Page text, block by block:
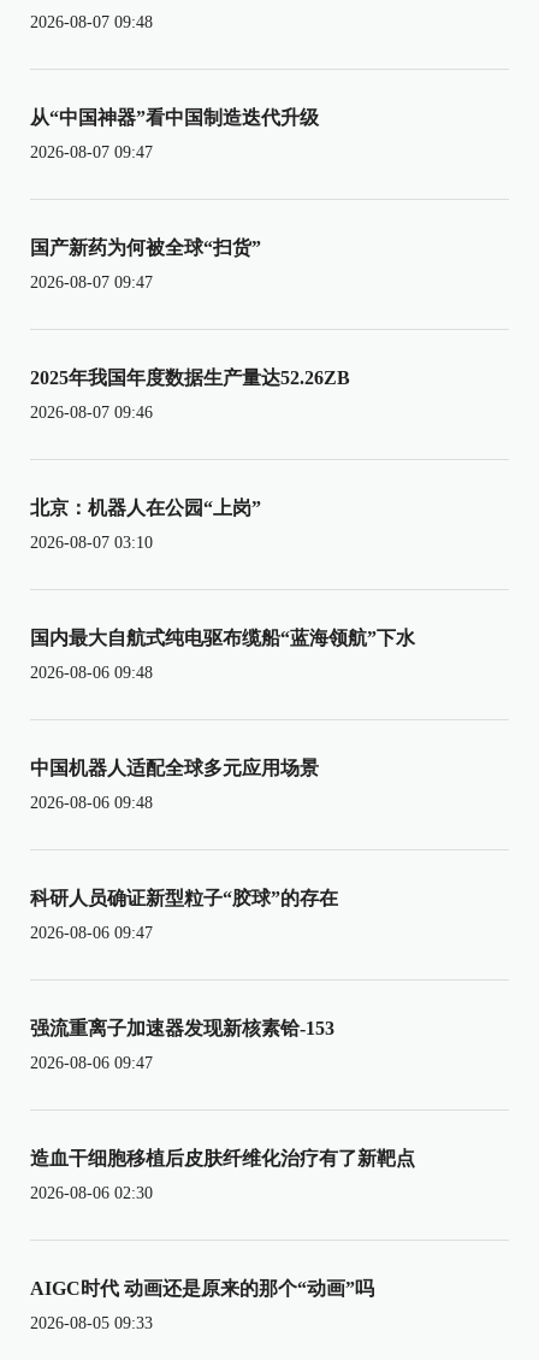
2026-08-07 09:48
从“中国神器”看中国制造迭代升级
2026-08-07 09:47
国产新药为何被全球“扫货”
2026-08-07 09:47
2025年我国年度数据生产量达52.26ZB
2026-08-07 09:46
北京：机器人在公园“上岗”
2026-08-07 03:10
国内最大自航式纯电驱布缆船“蓝海领航”下水
2026-08-06 09:48
中国机器人适配全球多元应用场景
2026-08-06 09:48
科研人员确证新型粒子“胶球”的存在
2026-08-06 09:47
强流重离子加速器发现新核素铪-153
2026-08-06 09:47
造血干细胞移植后皮肤纤维化治疗有了新靶点
2026-08-06 02:30
AIGC时代 动画还是原来的那个“动画”吗
2026-08-05 09:33